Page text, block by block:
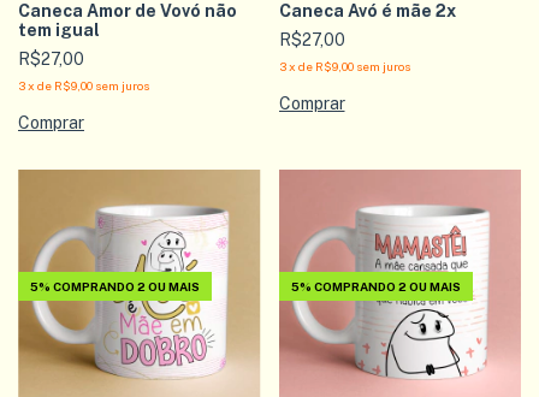
Caneca Amor de Vovó não
tem igual
R$27,00
3x de R$9,00 sem juros
Caneca Avó é mãe 2x
R$27,00
3 x de R$9,00 sem juros
5% COMPRANDO 2 OU MAIS 5% COMPRANDO 2 OU MAIS